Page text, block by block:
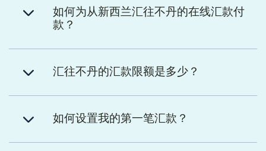
如何为从新西兰汇往不丹的在线汇款付
款？
汇往不丹的汇款限额是多少？
如何设置我的第一笔汇款？